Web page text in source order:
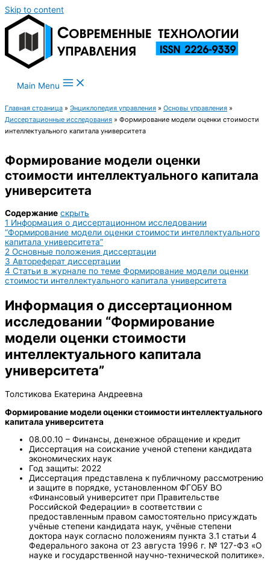
Skip to content
Main Menu
Главная страница » Энциклопедия управления » Основы управления »
Диссертационные исследования » Формирование модели оценки стоимости
интеллектуального капитала университета
Формирование модели оценки
стоимости интеллектуального капитала
университета
Содержание скрыть
1 Информация о диссертационном исследовании
“Формирование модели оценки стоимости интеллектуального
капитала университета”
2 Основные положения диссертации
3 Автореферат диссертации
4 Статьи в журнале по теме Формирование модели оценки
стоимости интеллектуального капитала университета
Информация о диссертационном
исследовании “Формирование
модели оценки стоимости
интеллектуального капитала
университета”
Толстикова Екатерина Андреевна
Формирование модели оценки стоимости интеллектуального
капитала университета
08.00.10 – Финансы, денежное обращение и кредит
Диссертация на соискание ученой степени кандидата
экономических наук
Год защиты: 2022
Диссертация представлена к публичному рассмотрению
и защите в порядке, установленном ФГОБУ ВО
«Финансовый университет при Правительстве
Российской Федерации» в соответствии с
предоставленным правом самостоятельно присуждать
учёные степени кандидата наук, учёные степени
доктора наук согласно положениям пункта 3.1 статьи 4
Федерального закона от 23 августа 1996 г. № 127-ФЗ «О
науке и государственной научно-технической политике».